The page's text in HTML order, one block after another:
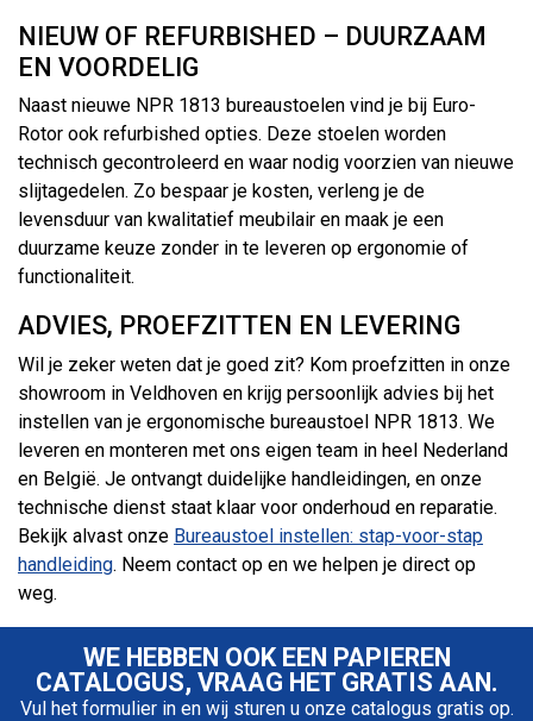
NIEUW OF REFURBISHED – DUURZAAM
EN VOORDELIG
Naast nieuwe NPR 1813 bureaustoelen vind je bij Euro-
Rotor ook refurbished opties. Deze stoelen worden
technisch gecontroleerd en waar nodig voorzien van nieuwe
slijtagedelen. Zo bespaar je kosten, verleng je de
levensduur van kwalitatief meubilair en maak je een
duurzame keuze zonder in te leveren op ergonomie of
functionaliteit.
ADVIES, PROEFZITTEN EN LEVERING
Wil je zeker weten dat je goed zit? Kom proefzitten in onze
showroom in Veldhoven en krijg persoonlijk advies bij het
instellen van je ergonomische bureaustoel NPR 1813. We
leveren en monteren met ons eigen team in heel Nederland
en België. Je ontvangt duidelijke handleidingen, en onze
technische dienst staat klaar voor onderhoud en reparatie.
Bekijk alvast onze Bureaustoel instellen: stap-voor-stap
handleiding. Neem contact op en we helpen je direct op
weg.
WE HEBBEN OOK EEN PAPIEREN
CATALOGUS, VRAAG HET GRATIS AAN.
Vul het formulier in en wij sturen u onze catalogus gratis op.